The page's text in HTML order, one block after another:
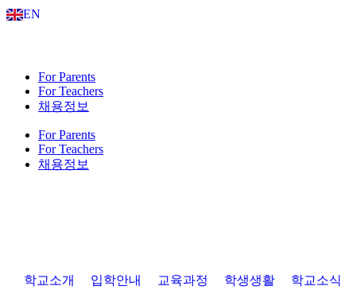
SkipEN
For Parents
For Teachers
채용정보
For Parents
For Teachers
채용정보
학교소개 입학안내 교육과정 학생생활 학교소식